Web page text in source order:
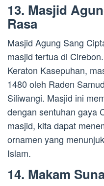
13. Masjid
Rasa
Masjid Agung Sang
masjid tertua di
Keraton Kasepuhan,
1480 oleh Raden
Siliwangi. Masjid ini
dengan sentuhan gaya
masjid, kita dapat
ornamen yang
Islam.
14. Makam